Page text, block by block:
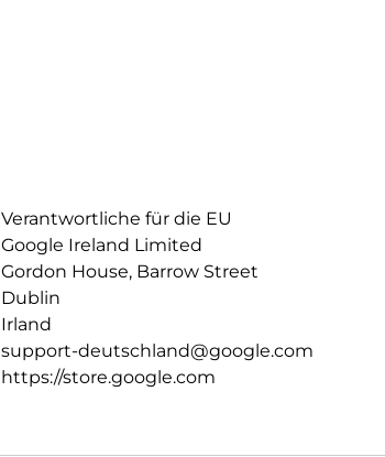
Verantwortliche für die EU
Google Ireland Limited
Gordon House, Barrow Street
Dublin
Irland
support-deutschland@google.com
https://store.google.com